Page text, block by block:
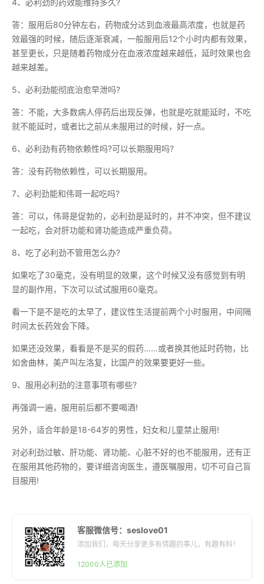
4、必利劲的药效能维持多久?
答：服用后80分钟左右，药物成分达到血液最高浓度，也就是药
效最强的时候，随后逐渐衰减，一般服用后12个小时内都有效果，
甚至更长，只是随着药物成分在血液浓度越来越低，延时效果也会
越来越差。
5、必利劲能彻底治愈早泄吗?
答：不能，大多数病人停药后出现反弹，也就是吃就能延时，不吃
就不能延时，或者比之前从未服用过的时候，好一点。
6、必利劲有药物依赖性吗?可以长期服用吗?
答：没有药物依赖性，可以长期服用。
7、必利劲能和伟哥一起吃吗?
答：可以，伟哥是促勃的，必利劲是延时的，并不冲突，但不建议
一起吃，会对肝功能和肾功能造成严重负荷。
8、吃了必利劲不管用怎么办?
如果吃了30毫克，没有明显的效果，这个时候又没有感觉到有明
显的副作用，下次可以试试服用60毫克。
看一下是不是吃的太早了，建议性生活提前两个小时服用，中间隔
时间太长药效会下降。
如果还没效果，看看是不是买的假药……或者换其他延时药物，比
如舍曲林，美产叫左洛复，比国产的效果要更好一些。
9、服用必利劲的注意事项有哪些?
再强调一遍，服用前后都不要喝酒!
另外，适合年龄是18-64岁的男性，妇女和儿童禁止服用!
对必利劲过敏、肝功能、肾功能、心脏不好的也不能服用，还有正
在服用其他药物的，要详细咨询医生，遵医嘱服用，切不可自己盲
目服用!
客服微信号：seslove01
添加我们，每天分享更多有情趣的事儿，有趣有料！
12000人已添加